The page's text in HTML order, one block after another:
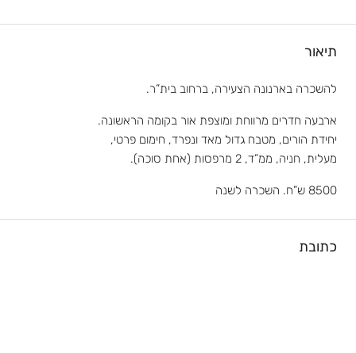
תיאור
להשכרה בארנונה הצעירה, ברחוב בית”ר.
ארבעה חדרים מרווחת ומוצפת אור בקומה הראשונה.
יחידת הורים, מטבח גדול מאד ונפרד, חימום פרטי,
מעלית, חניה, ממ”ד, 2 מרפסות (אחת סוכה).
8500 ש”ח. השכרה לשנה
כתובת